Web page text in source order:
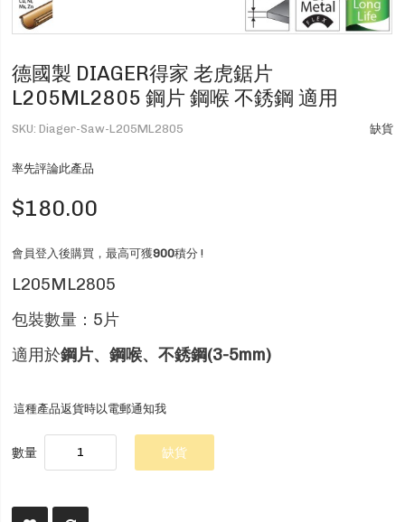
德國製 DIAGER得家 老虎鋸片
L205ML2805 鋼片 鋼喉 不銹鋼 適用
缺貨
SKU Diager-Saw-L205ML2805
率先評論此產品
$180.00
會員登入後購買，最高可獲900積分 !
L205ML2805
包裝數量：5片
適用於鋼片、鋼喉、不銹鋼(3-5mm)
這種產品返貨時以電郵通知我
數量 缺貨